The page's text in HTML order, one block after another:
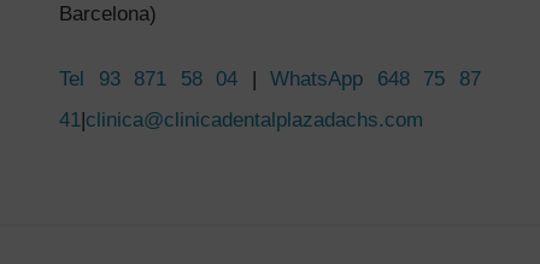
Barcelona)
Tel 93 871 58 04 |WhatsApp 648 75 87
41|clinica@clinicadentalplazadachs.com